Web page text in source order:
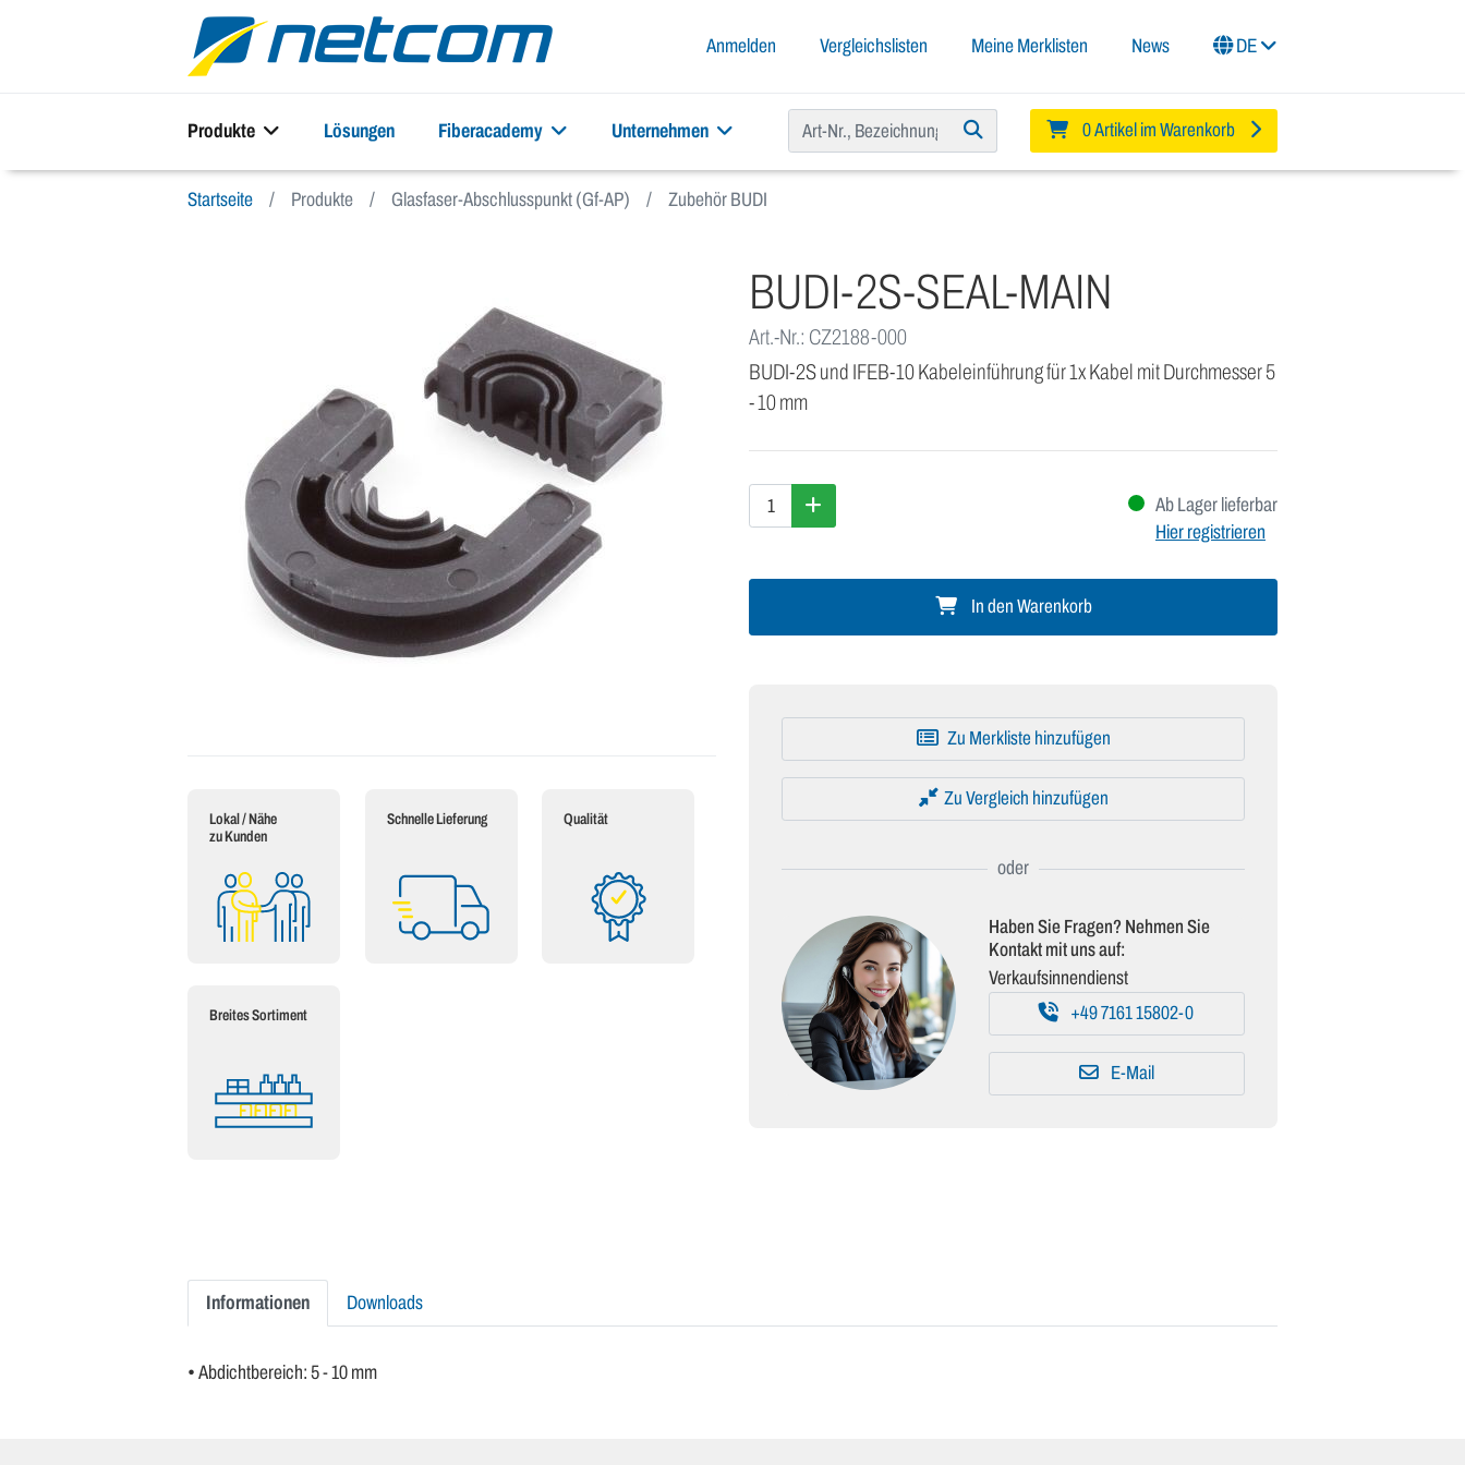
Anmelden Vergleichslisten Meine Merklisten News DE
Produkte Lösungen Fiberacademy Unternehmen 0 Artikel im Warenkorb
Startseite Produkte Glasfaser-Abschlusspunkt (Gf-AP) Zubehör BUDI
Lokal / Nähe
zu Kunden
Schnelle Lieferung Qualität
Breites Sortiment
BUDI-2S-SEAL-MAIN
Art.-Nr.: CZ2188-000
BUDI-2S und IFEB-10 Kabeleinführung für 1x Kabel mit Durchmesser 5
- 10 mm
Ab Lager lieferbar
Hier registrieren
In den Warenkorb
Zu Merkliste hinzufügen
Zu Vergleich hinzufügen
Haben Sie Fragen? Nehmen Sie
Kontakt mit uns auf:
Verkaufsinnendienst
+49 7161 15802-0
E-Mail
Informationen Downloads
• Abdichtbereich: 5 - 10 mm